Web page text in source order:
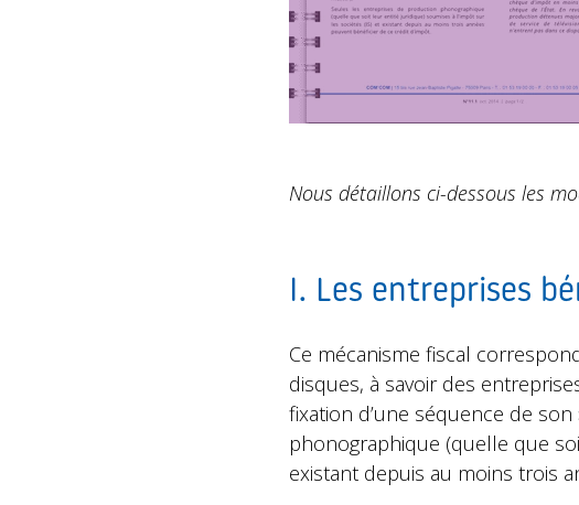
Nous détaillons ci-dessous les
I. Les entreprises
Ce mécanisme fiscal
disques, à savoir des
fixation d’une séquence de
phonographique (quelle que
existant depuis au moins trois